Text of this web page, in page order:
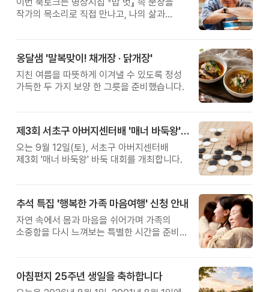
작가의 목소리로 직접 만나고, 나의 삶과
옹달샘 '말복맞이! 채개장 · 닭개장'
지친 여름을 따뜻하게 이겨낼 수 있도록 정성
가득한 두 가지 보양 한 그릇을 준비했습니다.
제3회 서초구 아버지센터배 '매너 바둑왕' 대회
오는 9월 12일(토), 서초구 아버지센터배
제3회 '매너 바둑왕' 바둑 대회를 개최합니다.
추석 특집 '행복한 가족 마음여행' 신청 안내
자연 속에서 몸과 마음을 쉬어가며 가족의
소중함을 다시 느껴보는 특별한 시간을 준비해
아침편지 25주년 생일을 축하합니다